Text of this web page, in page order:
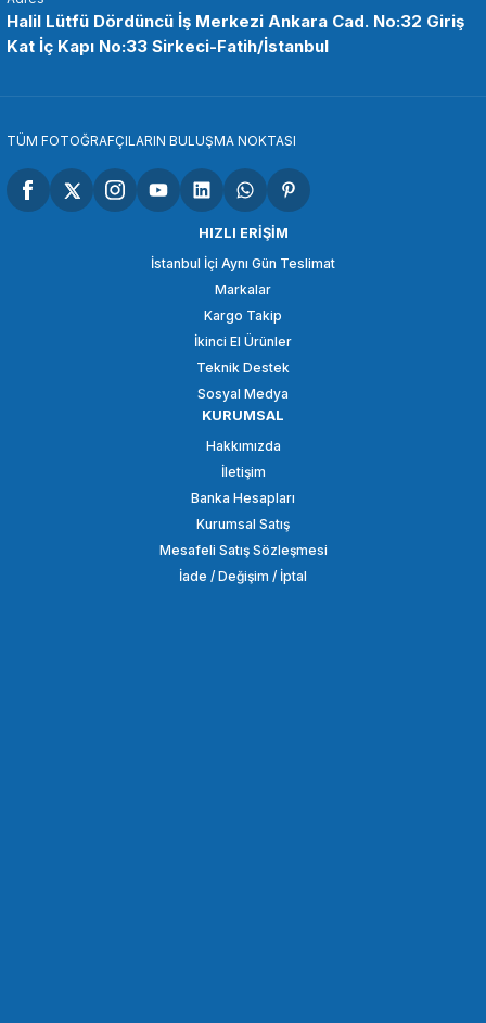
OEM
OEM Marka GP05 Aksiyon Kameralar Mini Tripod
SEPETE EKLE
OEM Marka GP03 Aksiyon Kamera Bağlantı Aparatı
Halil Lütfü Dördüncü İş Merkezi Ankara Cad. No:32 Giriş
Kat İç Kapı No:33 Sirkeci-Fatih/İstanbul
TÜM FOTOĞRAFÇILARIN BULUŞMA NOKTASI
HIZLI ERİŞİM
İstanbul İçi Aynı Gün Teslimat
Markalar
Kargo Takip
İkinci El Ürünler
Teknik Destek
Sosyal Medya
KURUMSAL
Hakkımızda
İletişim
Banka Hesapları
Kurumsal Satış
Mesafeli Satış Sözleşmesi
İade / Değişim / İptal